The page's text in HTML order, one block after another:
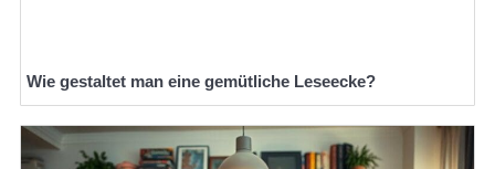
Wie gestaltet man eine gemütliche Leseecke?